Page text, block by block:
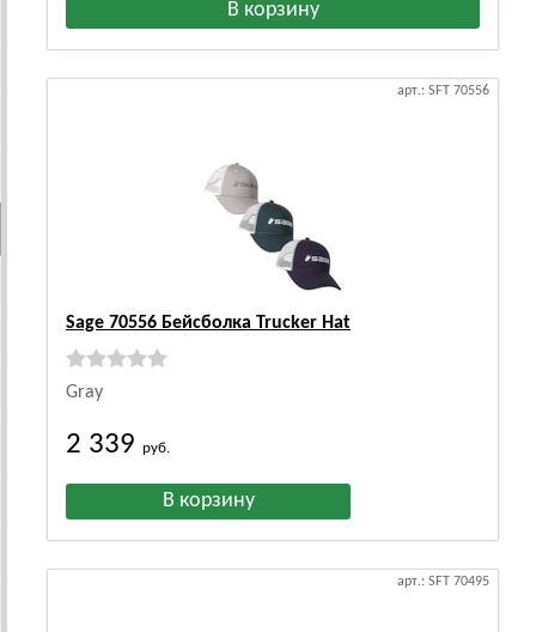
арт.: SFT 70556
Sage 70556 Бейсболка Trucker Hat
Gray
2 339 руб.
арт.: SFT 70495